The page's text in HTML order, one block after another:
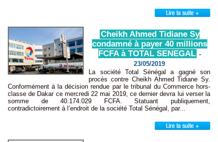
Cheikh Ahmed Tidiane Sy
condamné à payer 40 millions
FCFA à TOTAL SENEGAL -
23/05/2019
La société Total Sénégal a gagné son
procès contre Cheikh Ahmed Tidiane Sy.
Conformément à la décision rendue par le tribunal du Commerce hors-
classe de Dakar ce mercredi 22 mai 2019, ce dernier devra lui verser la
somme de 40.174.029 FCFA. Statuant publiquement,
contradictoirement à l’endroit de la société Total Sénégal, par...